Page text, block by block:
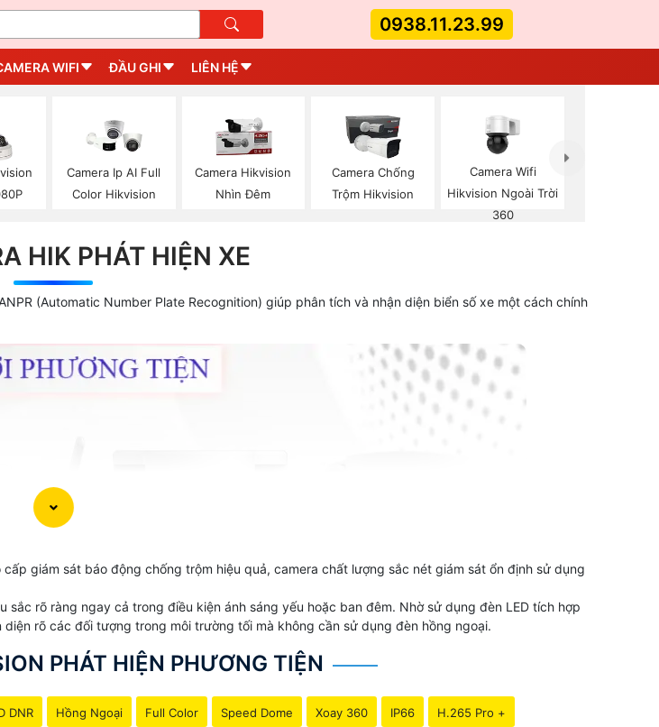
0938.11.23.99
WIFI ĐẦU GHI LIÊN HỆ
Camera Ip AI Full
Color Hikvision
Camera Hikvision
Nhìn Đêm
Camera Chống
Trộm Hikvision
Camera Wifi
Hikvision Ngoài Trời
360
HIK PHÁT HIỆN XE
(Automatic Number Plate Recognition) giúp phân tích và nhận diện biển số xe một cách chính
giám sát báo động chống trộm hiệu quả, camera chất lượng sắc nét giám sát ổn định sử dụng
rõ ràng ngay cả trong điều kiện ánh sáng yếu hoặc ban đêm. Nhờ sử dụng đèn LED tích hợp
rõ các đối tượng trong môi trường tối mà không cần sử dụng đèn hồng ngoại.
PHÁT HIỆN PHƯƠNG TIỆN
DNR Hồng Ngoại Full Color Speed Dome Xoay 360 IP66 H.265 Pro +